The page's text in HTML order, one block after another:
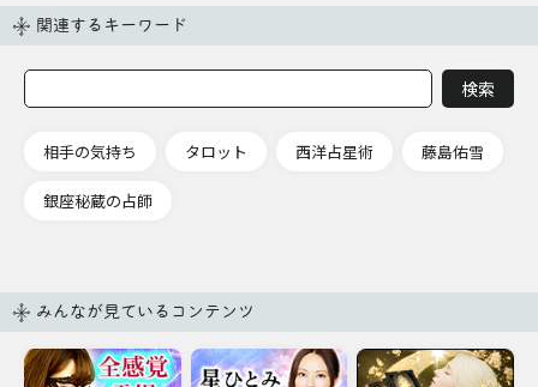
関連するキーワード
相手の気持ち タロット 西洋占星術 藤島佑雪
銀座秘蔵の占師
みんなが見ているコンテンツ